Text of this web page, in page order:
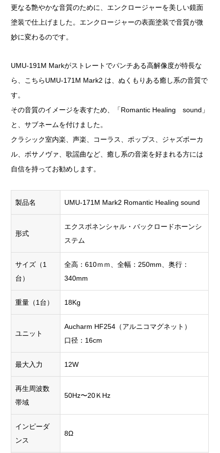
更なる艶やかな音質のために、エンクロージャーを美しい鏡面
塗装で仕上げました。エンクロージャーの表面塗装で音質が微
妙に変わるのです。
UMU-191M Markがストレートでパンチある高解像度が特長な
ら、こちらUMU-171M Mark2 は、ぬくもりある癒し系の音質で
す。
その音質のイメージを表すため、「Romantic Healing sound」
と、サブネームを付けました。
クラシック室内楽、声楽、コーラス、ポップス、ジャズボーカ
ル、ボサノヴァ、歌謡曲など、癒し系の音楽を好まれる方には
自信を持ってお勧めします。
製品名 UMU-171M Mark2 Romantic Healing sound
形式
エクスポネンシャル・バックロードホーンシ
ステム
サイズ（1
台）
全高：610ｍｍ、全幅：250mm、奥行：
340mm
重量（1台） 18Kg
ユニット
Aucharm HF254（アルニコマグネット）
口径：16cm
最大入力 12W
再生周波数
帯域
50Hz〜20ＫHz
インピーダ
ンス
8Ω